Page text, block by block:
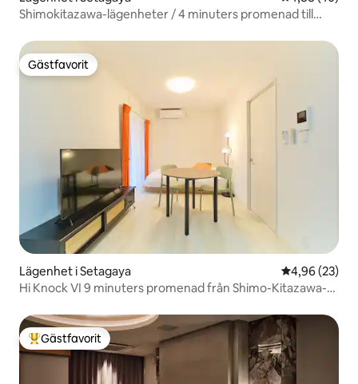
Shimokitazawa-lägenheter / 4 minuters promenad till
Gästfavorit
Gästfavorit
Lägenhet i Setagaya 4,96 av 5 i
4,96 (23)
Hi Knock VI 9 minuters promenad från Shimo-Kitazawa-
sovrum.
Populär gästfavorit
Gästfavorit